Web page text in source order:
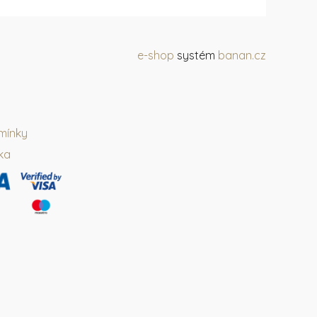
e-shop systém banan.cz